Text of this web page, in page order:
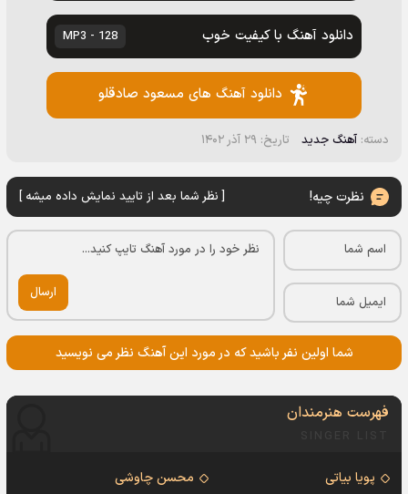
دانلود آهنگ با کیفیت خوب 128 - MP3
دانلود آهنگ های مسعود صادقلو
دسته: آهنگ جدید تاریخ: ۲۹ آذر ۱۴۰۲
نظرت چیه! [ نظر شما بعد از تایید نمایش داده میشه ]
ارسال
شما اولین نفر باشید که در مورد این آهنگ نظر می نویسید
فهرست هنرمندان
پویا بیاتی
محسن چاوشی